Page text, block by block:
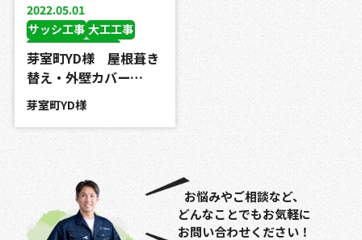
2022.05.01
芽室町YD様 屋根葺き
替え・外壁カバー…
芽室町YD様
サッシ工事 大工工事
屋根葺き替え工事
外壁カバー工事
お悩みやご相談など、
どんなことでもお気軽に
お問い合わせください！